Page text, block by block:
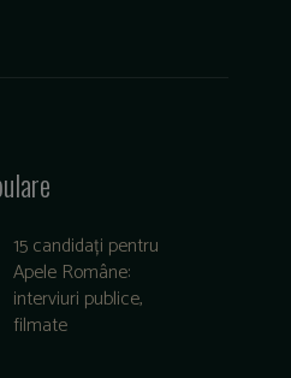
15 candidați pentru
Apele Române:
interviuri publice,
filmate